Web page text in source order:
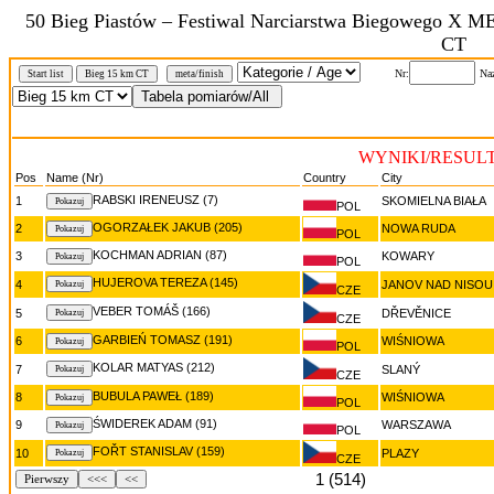
50 Bieg Piastów – Festiwal Narciarstwa Biegowego X
CT
Start list Bieg 15 km CT meta/finish Nr:
WYNIKI/
Pos Name (Nr) Country
City
1
RABSKI IRENEUSZ (7) POL SKOMIELNA BIAŁA
2 OGORZAŁEK JAKUB (205) POL NOWA RUDA
3 KOCHMAN ADRIAN (87) POL KOWARY
4 HUJEROVA TEREZA (145)
CZE JANOV NAD NISOU
5 VEBER TOMÁŠ (166)
CZE DŘEVĚNICE
6 GARBIEŃ TOMASZ (191) POL WIŚNIOWA
7 KOLAR MATYAS (212)
CZE SLANÝ
8 BUBULA PAWEŁ (189) POL WIŚNIOWA
9 ŚWIDEREK ADAM (91) POL WARSZAWA
10 FOŘT STANISLAV (159)
CZE PLAZY
Pierwszy <<< << 1 (514)